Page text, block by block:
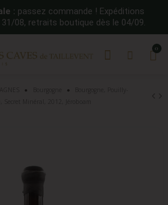
: passez commande ! Expéditions
08, retraits boutique dès le 04/09.